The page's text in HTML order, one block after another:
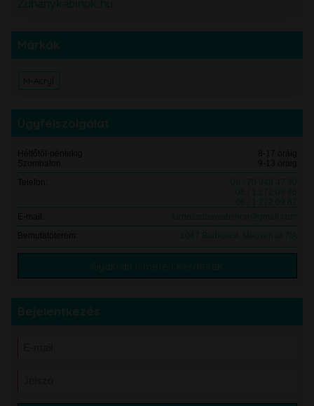
Zuhanykabinok.hu
Márkák
M-Acryl
Ügyfélszolgálat
Hétfőtől-péntekig
8-17 óráig
Szombaton
9-13 óráig
Telefon:
06 / 70 948 47 30
06 / 1 272 09 86
06 / 1 272 09 87
furdoszobawebshop@gmail.com
Bemutatóterem:
1047 Budapest, Megyeri út 7/A
Gyakran ismételt kérdések
Bejelentkezés